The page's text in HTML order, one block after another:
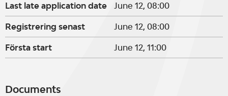
Last late application date June 12, 08:00
Registrering senast June 12, 08:00
Första start June 12, 11:00
Documents